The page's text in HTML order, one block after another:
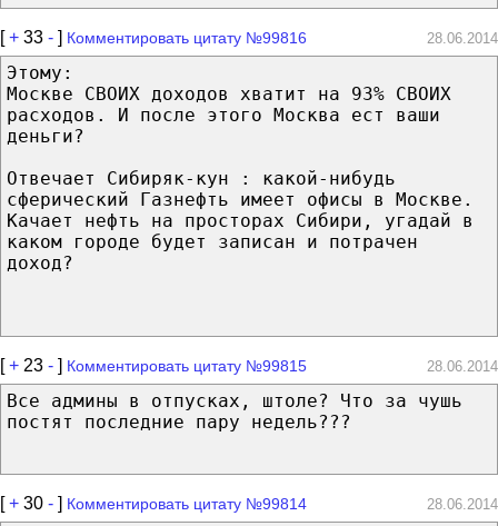
[+ 33 - ] Комментировать цитату №99816 28.06.2014
Этому:
Москве СВОИХ доходов хватит на 93% СВОИХ
расходов. И после этого Москва ест ваши
деньги?
Отвечает Сибиряк-кун : какой-нибудь
сферический Газнефть имеет офисы в Москве.
Качает нефть на просторах Сибири, угадай в
каком городе будет записан и потрачен
доход?
[+ 23 - ] Комментировать цитату №99815 28.06.2014
Все админы в отпусках, штоле? Что за чушь
постят последние пару недель???
[+ 30 - ] Комментировать цитату №99814 28.06.2014